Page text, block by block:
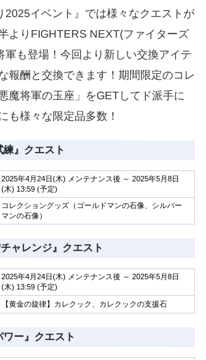
2025イベント』では様々なクエストが
よりFIGHTERS NEXT(ファイターズ
軍も登場！今回より新しい交換アイテ
報酬と交換できます！期間限定のコレ
魔将軍の玉座」をGETしてド派手に
も様々な限定品多数！
練』クエスト
2025年4月24日(木) メンテナンス後 ～ 2025年5月8日
(木) 13:59 (予定)
コレクショングッズ（ゴールドマンの石像、シルバー
マンの石像）
ャレンジ』クエスト
2025年4月24日(木) メンテナンス後 ～ 2025年5月8日
(木) 13:59 (予定)
【黄金の旋律】カレクック、カレクックの支援石
ワー』クエスト